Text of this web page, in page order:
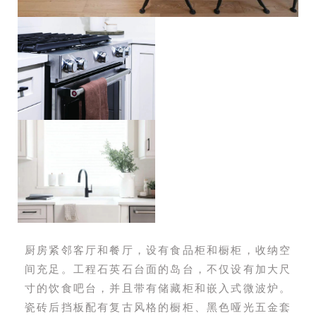
厨房紧邻客厅和餐厅，设有食品柜和橱柜，收纳空
间充足。工程石英石台面的岛台，不仅设有加大尺
寸的饮食吧台，并且带有储藏柜和嵌入式微波炉。
瓷砖后挡板配有复古风格的橱柜、黑色哑光五金套